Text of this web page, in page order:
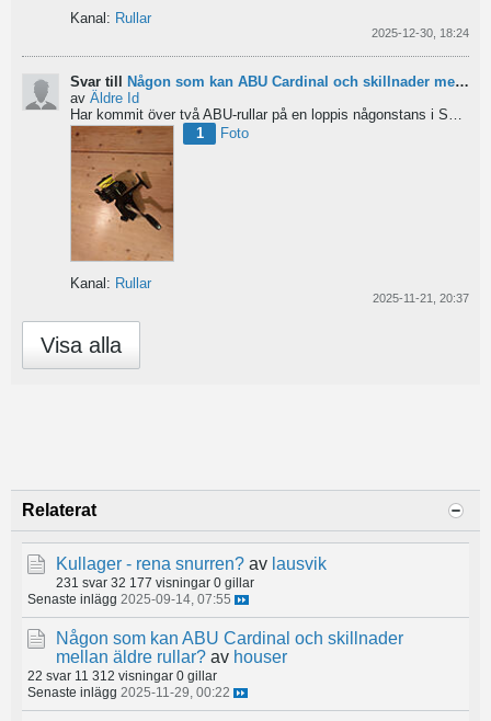
Kanal: Rullar
2025-12-30, 18:24
Svar till Någon som kan ABU Cardinal och skillnader mellan äldre rullar?
av Äldre Id
1
Foto
Kanal: Rullar
2025-11-21, 20:37
Visa alla
Relaterat
Kullager - rena snurren? av lausvik
231 svar 32 177 visningar 0 gillar
Senaste inlägg 2025-09-14, 07:55
Någon som kan ABU Cardinal och skillnader
mellan äldre rullar? av houser
22 svar 11 312 visningar 0 gillar
Senaste inlägg 2025-11-29, 00:22